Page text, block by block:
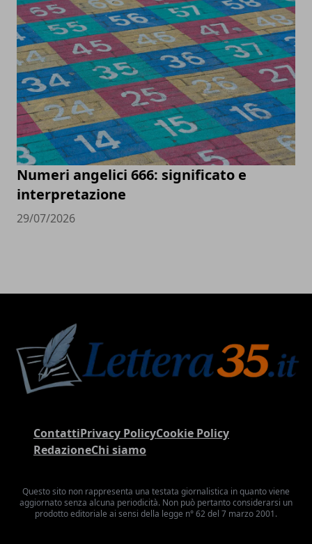
Numeri angelici 666: significato e
interpretazione
29/07/2026
ContattiPrivacy PolicyCookie Policy
RedazioneChi siamo
Questo sito non rappresenta una testata giornalistica in quanto viene
aggiornato senza alcuna periodicità. Non può pertanto considerarsi un
prodotto editoriale ai sensi della legge n° 62 del 7 marzo 2001.